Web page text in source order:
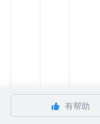
有帮助